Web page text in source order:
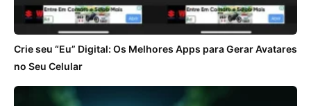
Crie seu “Eu” Digital: Os Melhores Apps para Gerar Avatares
no Seu Celular